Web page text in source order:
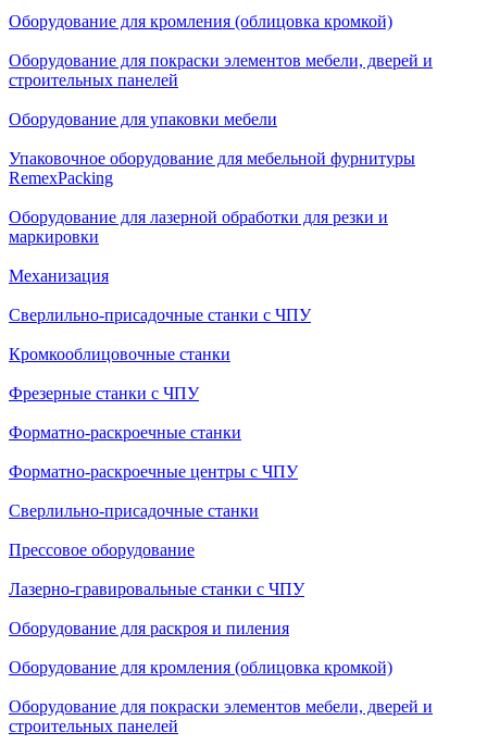
Оборудование для кромления (облицовка кромкой)
Оборудование для покраски элементов мебели, дверей и
строительных панелей
Оборудование для упаковки мебели
Упаковочное оборудование для мебельной фурнитуры
RemexPacking
Оборудование для лазерной обработки для резки и
маркировки
Механизация
Сверлильно-присадочные станки с ЧПУ
Кромкооблицовочные cтанки
Фрезерные станки с ЧПУ
Форматно-раскроечные станки
Форматно-раскроечные центры с ЧПУ
Сверлильно-присадочные станки
Прессовое оборудование
Лазерно-гравировальные станки с ЧПУ
Оборудование для раскроя и пиления
Оборудование для кромления (облицовка кромкой)
Оборудование для покраски элементов мебели, дверей и
строительных панелей